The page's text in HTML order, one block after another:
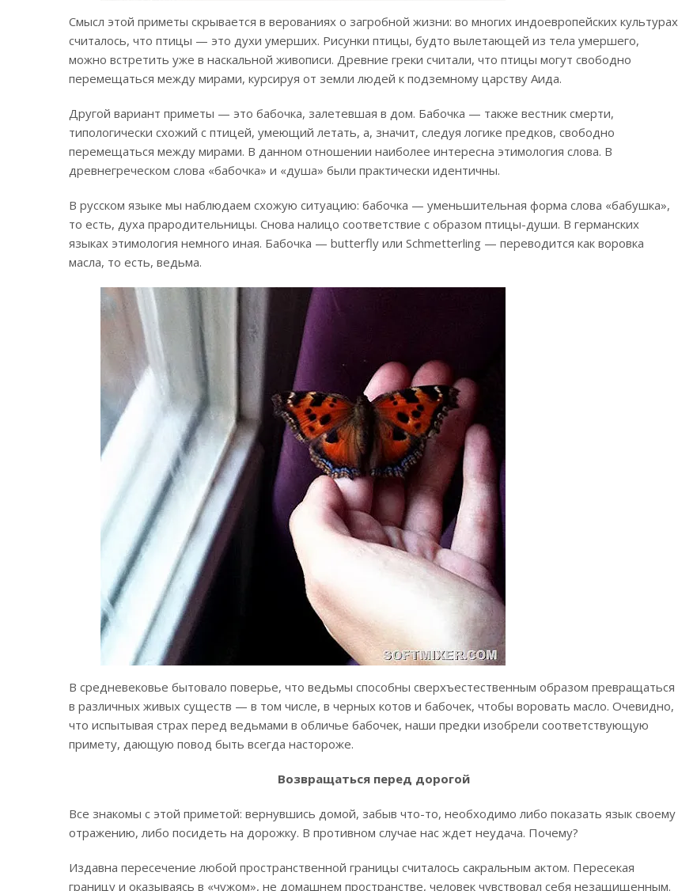
Смысл этой приметы скрывается в верованиях о загробной жизни: во многих индоевропейских культурах
считалось, что птицы — это духи умерших. Рисунки птицы, будто вылетающей из тела умершего,
можно встретить уже в наскальной живописи. Древние греки считали, что птицы могут свободно
перемещаться между мирами, курсируя от земли людей к подземному царству Аида.
Другой вариант приметы — это бабочка, залетевшая в дом. Бабочка — также вестник смерти,
типологически схожий с птицей, умеющий летать, а, значит, следуя логике предков, свободно
перемещаться между мирами. В данном отношении наиболее интересна этимология слова. В
древнегреческом слова «бабочка» и «душа» были практически идентичны.
В русском языке мы наблюдаем схожую ситуацию: бабочка — уменьшительная форма слова «бабушка»,
то есть, духа прародительницы. Снова налицо соответствие с образом птицы-души. В германских
языках этимология немного иная. Бабочка — butterfly или Schmetterling — переводится как воровка
масла, то есть, ведьма.
В средневековье бытовало поверье, что ведьмы способны сверхъестественным образом превращаться
в различных живых существ — в том числе, в черных котов и бабочек, чтобы воровать масло. Очевидно,
что испытывая страх перед ведьмами в обличье бабочек, наши предки изобрели соответствующую
примету, дающую повод быть всегда настороже.
Возвращаться перед дорогой
Все знакомы с этой приметой: вернувшись домой, забыв что-то, необходимо либо показать язык своему
отражению, либо посидеть на дорожку. В противном случае нас ждет неудача. Почему?
Издавна пересечение любой пространственной границы считалось сакральным актом. Пересекая
границу и оказываясь в «чужом», не домашнем пространстве, человек чувствовал себя незащищенным.